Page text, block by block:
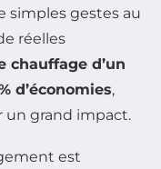
simples gestes au
réelles
chauffage d’un
d’économies,
un grand impact.
est